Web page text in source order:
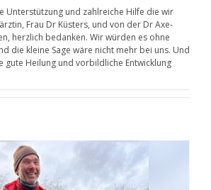
Unterstützung und zahlreiche Hilfe die wir
Frau Dr Küsters, und von der Dr Axe-
herzlich bedanken. Wir würden es ohne
die kleine Sage wäre nicht mehr bei uns. Und
gute Heilung und vorbildliche Entwicklung